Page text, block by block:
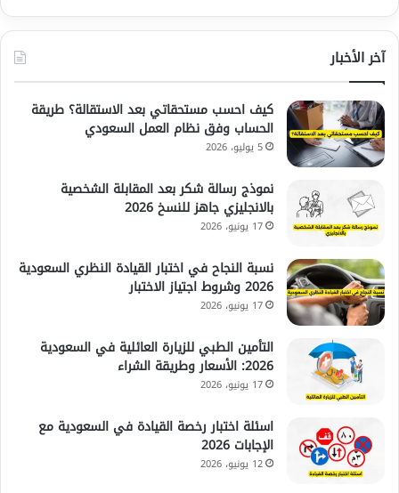
آخر الأخبار
كيف احسب مستحقاتي بعد الاستقالة؟ طريقة
الحساب وفق نظام العمل السعودي
5 يوليو، 2026
نموذج رسالة شكر بعد المقابلة الشخصية
بالانجليزي جاهز للنسخ 2026
17 يونيو، 2026
نسبة النجاح في اختبار القيادة النظري السعودية
2026 وشروط اجتياز الاختبار
17 يونيو، 2026
التأمين الطبي للزيارة العائلية في السعودية
2026: الأسعار وطريقة الشراء
17 يونيو، 2026
اسئلة اختبار رخصة القيادة في السعودية مع
الإجابات 2026
12 يونيو، 2026